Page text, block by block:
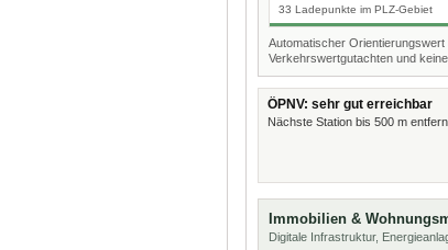
33 Ladepunkte im PLZ-Gebiet
Automatischer
Verkehrswertgutachten und
ÖPNV: sehr gut erreichbar
Nächste Station bis 500 m
Immobilien &
Digitale Infrastruktur,